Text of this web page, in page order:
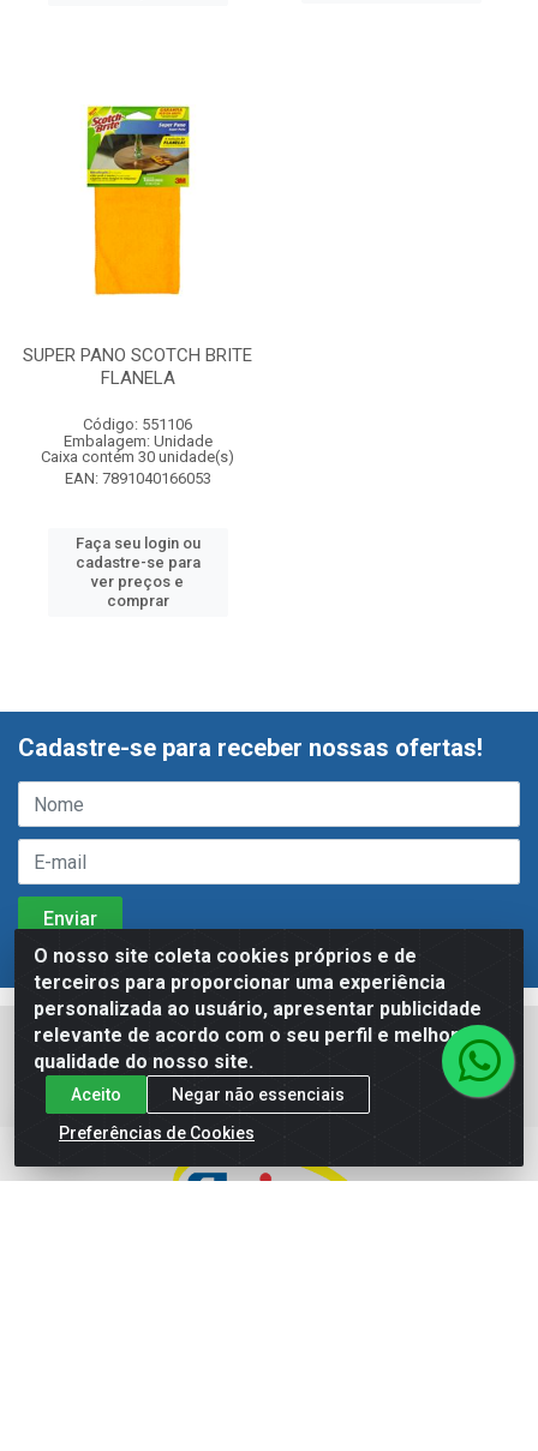
SUPER PANO SCOTCH BRITE
FLANELA
Código: 551106
Embalagem: Unidade
Caixa contém 30 unidade(s)
EAN: 7891040166053
Faça seu login ou
cadastre-se para
ver preços e
comprar
O nosso site coleta cookies próprios e de
terceiros para proporcionar uma experiência
personalizada ao usuário, apresentar publicidade
relevante de acordo com o seu perfil e melhorar a
qualidade do nosso site.
Aceito
Negar não essenciais
Preferências de Cookies
Cadastre-se para receber nossas ofertas!
Meus Pedidos Títulos
Notas Fiscais